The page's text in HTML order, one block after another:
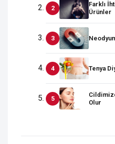
Farklı
Ürünler
Tenya
Olur